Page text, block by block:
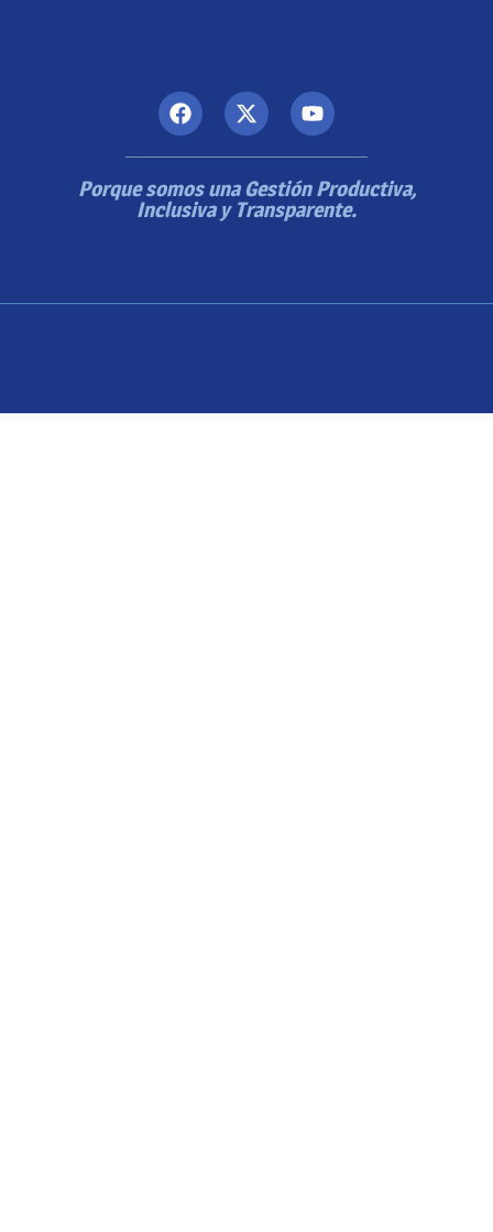
Porque somos una Gestión Productiva,
Inclusiva y Transparente.